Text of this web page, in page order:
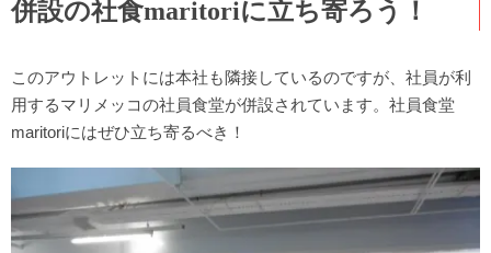
併設の社食maritoriに立ち寄ろう！
このアウトレットには本社も隣接しているのですが、社員が利
用するマリメッコの社員食堂が併設されています。社員食堂
maritoriにはぜひ立ち寄るべき！